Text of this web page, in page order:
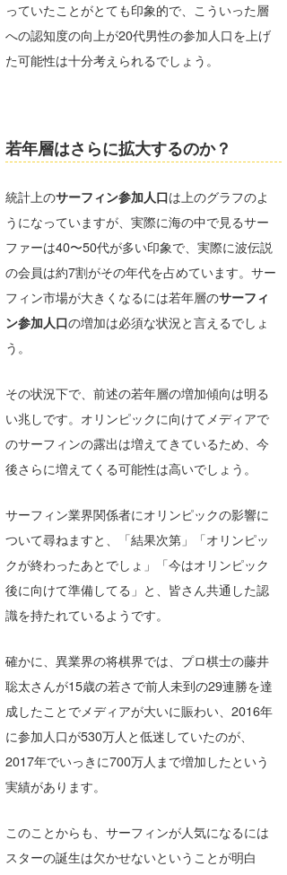
っていたことがとても印象的で、こういった層
への認知度の向上が20代男性の参加人口を上げ
た可能性は十分考えられるでしょう。
若年層はさらに拡大するのか？
統計上のサーフィン参加人口は上のグラフのよ
うになっていますが、実際に海の中で見るサー
ファーは40〜50代が多い印象で、実際に波伝説
の会員は約7割がその年代を占めています。サー
フィン市場が大きくなるには若年層のサーフィ
ン参加人口の増加は必須な状況と言えるでしょ
う。
その状況下で、前述の若年層の増加傾向は明る
い兆しです。オリンピックに向けてメディアで
のサーフィンの露出は増えてきているため、今
後さらに増えてくる可能性は高いでしょう。
サーフィン業界関係者にオリンピックの影響に
ついて尋ねますと、「結果次第」「オリンピッ
クが終わったあとでしょ」「今はオリンピック
後に向けて準備してる」と、皆さん共通した認
識を持たれているようです。
確かに、異業界の将棋界では、プロ棋士の藤井
聡太さんが15歳の若さで前人未到の29連勝を達
成したことでメディアが大いに賑わい、2016年
に参加人口が530万人と低迷していたのが、
2017年でいっきに700万人まで増加したという
実績があります。
このことからも、サーフィンが人気になるには
スターの誕生は欠かせないということが明白